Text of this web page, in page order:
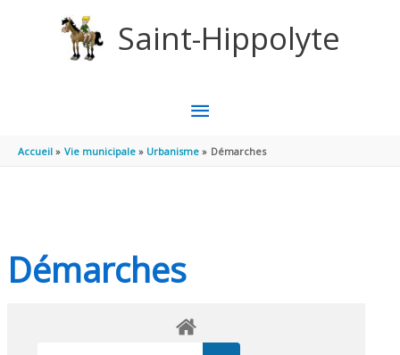
Saint-Hippolyte
MENU
PRINCIPAL
Accueil Vie municipale Urbanisme Démarches
Démarches